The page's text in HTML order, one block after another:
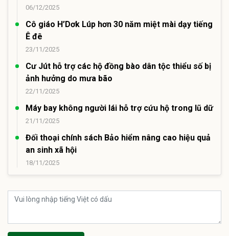
06/12/2025
Cô giáo H’Dơk Lúp hơn 30 năm miệt mài dạy tiếng
Ê đê
23/11/2025
Cư Jút hỗ trợ các hộ đồng bào dân tộc thiểu số bị
ảnh hưởng do mưa bão
22/11/2025
Máy bay không người lái hỗ trợ cứu hộ trong lũ dữ
21/11/2025
Đối thoại chính sách Bảo hiểm nâng cao hiệu quả
an sinh xã hội
18/11/2025